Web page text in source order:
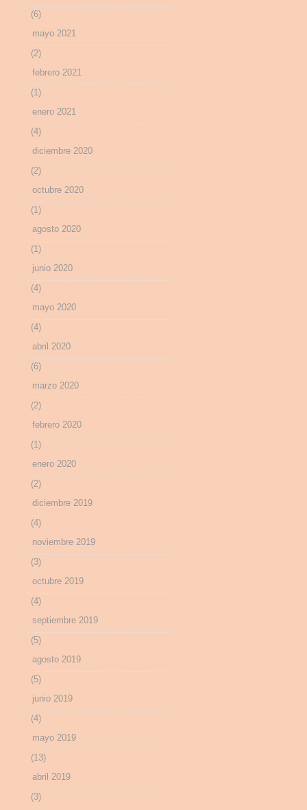
(6)
mayo 2021
(2)
febrero 2021
(1)
enero 2021
(4)
diciembre 2020
(2)
octubre 2020
(1)
agosto 2020
(1)
junio 2020
(4)
mayo 2020
(4)
abril 2020
(6)
marzo 2020
(2)
febrero 2020
(1)
enero 2020
(2)
diciembre 2019
(4)
noviembre 2019
(3)
octubre 2019
(4)
septiembre 2019
(5)
agosto 2019
(5)
junio 2019
(4)
mayo 2019
(13)
abril 2019
(3)